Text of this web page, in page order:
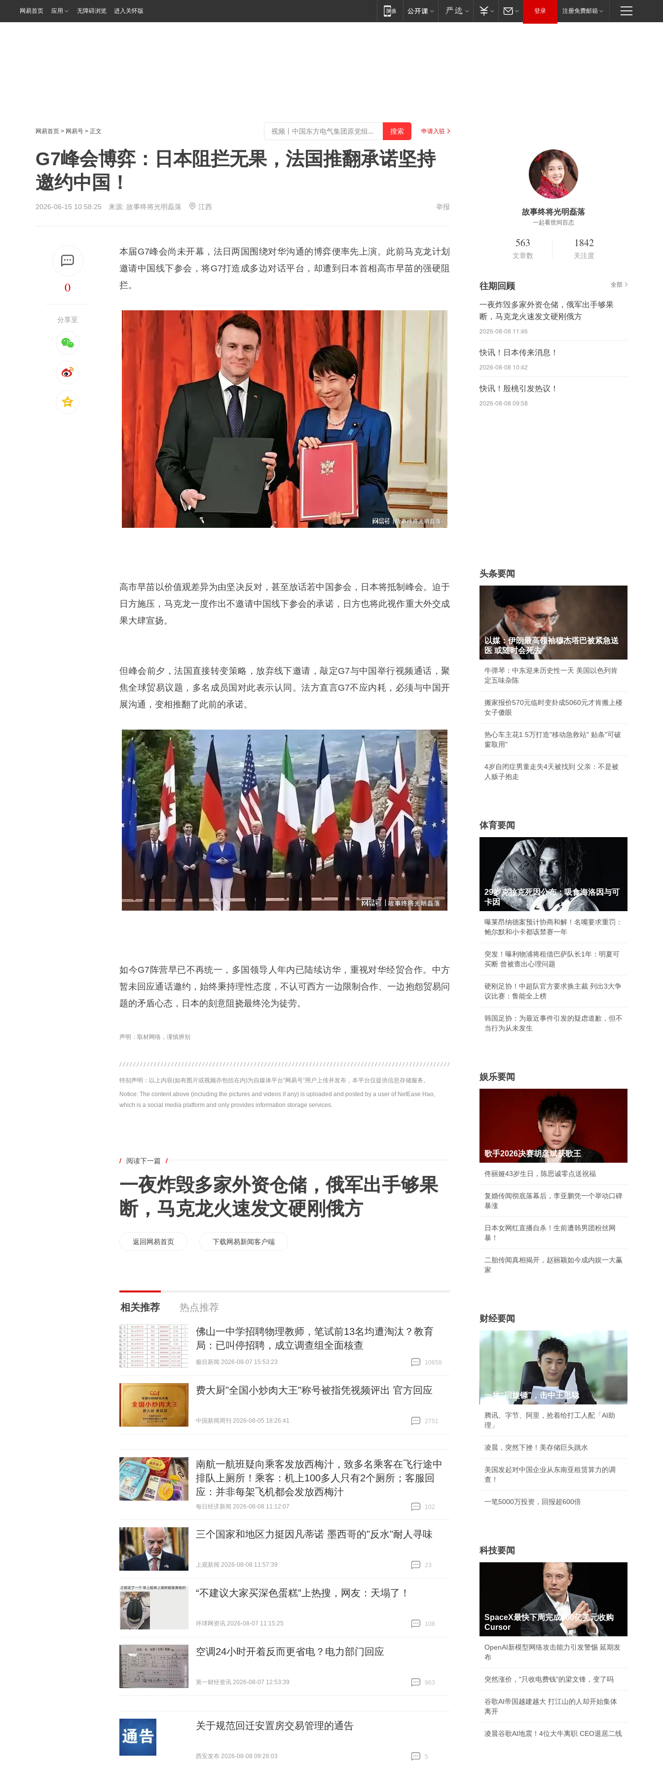
网易首页 应用 无障碍浏览 进入关怀版 登录 注册免费邮箱
网易首页 > 网易号 > 正文 申请入驻
G7峰会博弈：日本阻拦无果，法国推翻承诺坚持
邀约中国！
2026-06-15 10:58:25 来源: 故事终将光明磊落 江西 举报
0
分享至
本届G7峰会尚未开幕，法日两国围绕对华沟通的博弈便率先上演。此前马克龙计划
邀请中国线下参会，将G7打造成多边对话平台，却遭到日本首相高市早苗的强硬阻
拦。
高市早苗 以价值观差异为由坚决反对，甚至放话若中国参会，日本将抵制峰会。迫于
日方施压，马克龙一度作出不邀请中国线下参会的承诺，日方也将此视作重大外交成
果大肆宣扬。
​但峰会前夕，法国直接转变策略，放弃线下邀请，敲定G7与中国举行视频通话，聚
焦全球贸易议题，多名成员国对此表示认同。法方直言G7不应内耗，必须与中国开
展沟通，变相推翻了此前的承诺。
​如今G7阵营早已不再统一，多国领导人年内已陆续访华，重视对华经贸合作。中方
暂未回应通话邀约，始终秉持理性态度，不认可西方一边限制合作、一边抱怨贸易问
题的矛盾心态，日本的刻意阻挠最终沦为徒劳。
声明：取材网络，谨慎辨别
特别声明：以上内容(如有图片或视频亦包括在内)为自媒体平台“网易号”用户上传并发布，本平台仅提供信息存储服务。
Notice: The content above (including the pictures and videos if any) is uploaded and posted by a user of NetEase Hao,
which is a social media platform and only provides information storage services.
/ 阅读下一篇 /
一夜炸毁多家外资仓储，俄军出手够果
断，马克龙火速发文硬刚俄方
返回网易首页 下载网易新闻客户端
相关推荐 热点推荐
佛山一中学招聘物理教师，笔试前13名均遭淘汰？教育
局：已叫停招聘，成立调查组全面核查
极目新闻 2026-08-07 15:53:23
10658
费大厨"全国小炒肉大王"称号被指凭视频评出 官方回应
中国新闻周刊 2026-08-05 18:26:41
2751
南航一航班疑向乘客发放西梅汁，致多名乘客在飞行途中
排队上厕所！乘客：机上100多人只有2个厕所；客服回
应：并非每架飞机都会发放西梅汁
每日经济新闻 2026-08-08 11:12:07
102
三个国家和地区力挺因凡蒂诺 墨西哥的"反水"耐人寻味
上观新闻 2026-08-08 11:57:39
23
“不建议大家买深色蛋糕”上热搜，网友：天塌了！
环球网资讯 2026-08-07 11:15:25
108
空调24小时开着反而更省电？电力部门回应
第一财经资讯 2026-08-07 12:53:39
963
关于规范回迁安置房交易管理的通告
西安发布 2026-08-08 09:26:03
5
故事终将光明磊落
一起看世间百态
563
文章数
1842
关注度
往期回顾 全部
一夜炸毁多家外资仓储，俄军出手够果
断，马克龙火速发文硬刚俄方
2026-08-08 11:46
快讯！日本传来消息！
2026-08-08 10:42
快讯！殷桃引发热议！
2026-08-08 09:58
头条要闻
以媒：伊朗最高领袖穆杰塔巴被紧急送
医 或随时会死去
牛弹琴：中东迎来历史性一天 美国以色列肯
定五味杂陈
搬家报价570元临时变卦成5060元才肯搬上楼
女子傻眼
热心车主花1.5万打造"移动急救站" 贴条"可破
窗取用"
4岁自闭症男童走失4天被找到 父亲：不是被
人贩子抱走
体育要闻
29岁克拉克死因公布：吸食海洛因与可
卡因
曝莱昂纳德案预计协商和解！名嘴要求重罚：
鲍尔默和小卡都该禁赛一年
突发！曝利物浦将租借巴萨队长1年：明夏可
买断 曾被查出心理问题
硬刚足协！中超队官方要求换主裁 列出3大争
议比赛：鲁能全上榜
韩国足协：为最近事件引发的疑虑道歉，但不
当行为从未发生
娱乐要闻
歌手2026决赛胡彦斌获歌王
佟丽娅43岁生日，陈思诚零点送祝福
复婚传闻彻底落幕后，李亚鹏凭一个举动口碑
暴涨
日本女网红直播自杀！生前遭韩男团粉丝网
暴！
二胎传闻真相揭开，赵丽颖如今成内娱一大赢
家
财经要闻
一枚“回旋镖”，击中王思聪
腾讯、字节、阿里，抢着给打工人配「AI助
理」
凌晨，突然下挫！美存储巨头跳水
美国发起对中国企业从东南亚租赁算力的调
查！
一笔5000万投资，回报超600倍
科技要闻
SpaceX最快下周完成600亿美元收购
Cursor
OpenAI新模型网络攻击能力引发警惕 延期发
布
突然涨价，"只收电费钱"的梁文锋，变了吗
谷歌AI帝国越建越大 打江山的人却开始集体
离开
凌晨谷歌AI地震！4位大牛离职 CEO退居二线